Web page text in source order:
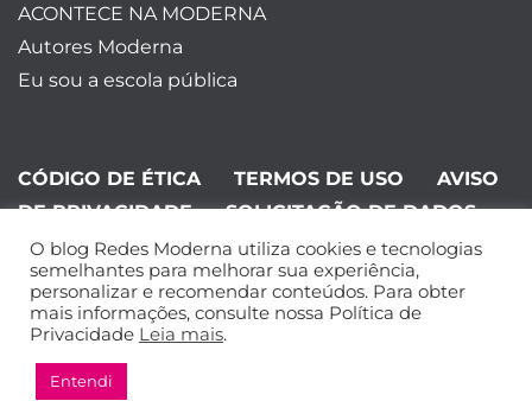
ACONTECE NA MODERNA
Autores Moderna
Eu sou a escola pública
CÓDIGO DE ÉTICA TERMOS DE USO
AVISO
DE PRIVACIDADE
SOLICITAÇÃO DE DADOS
©Editora Moderna 2024. Todos os
direitos reservados.
O blog Redes Moderna utiliza cookies e tecnologias
semelhantes para melhorar sua experiência,
personalizar e recomendar conteúdos. Para obter
mais informações, consulte nossa Política de
Privacidade Leia mais.
Entendi